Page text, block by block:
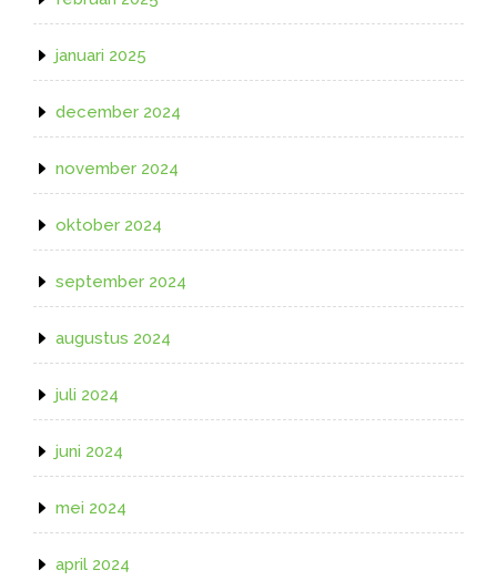
januari 2025
december 2024
november 2024
oktober 2024
september 2024
augustus 2024
juli 2024
juni 2024
mei 2024
april 2024